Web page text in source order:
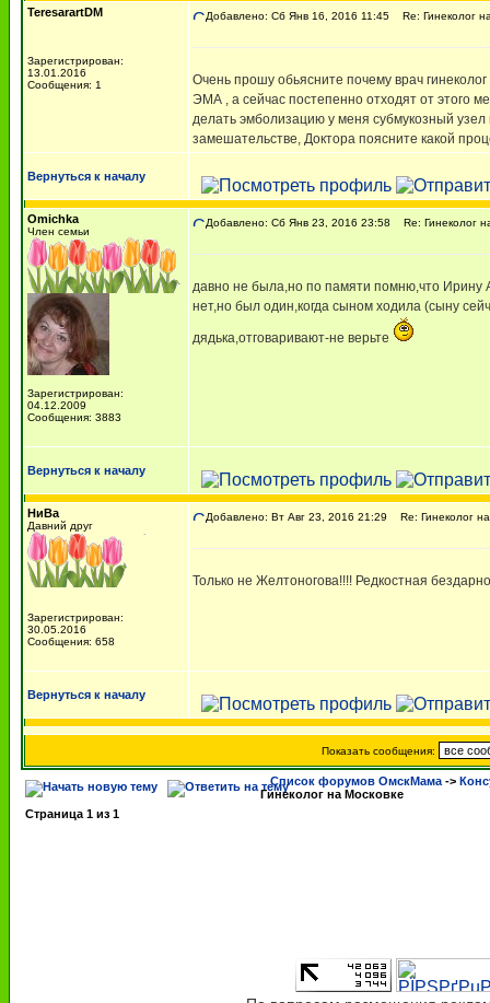
TeresarartDM
Зарегистрирован:
13.01.2016
Сообщения: 1
Добавлено: Сб Янв 16, 2016 11:45 Re: Гинеколог
Очень прошу обьясните почему врач
ЭМА , а сейчас постепенно отходят от этого
делать эмболизацию у меня субмукозный
замешательстве, Доктора поясните какой
Вернуться к началу
Omichka
Член семьи
Зарегистрирован:
04.12.2009
Сообщения: 3883
Добавлено: Сб Янв 23, 2016 23:58 Re: Гинеколог
давно не была,но по памяти помню,что Ирину
нет,но был один,когда сыном ходила (сыну
дядька,отговаривают-не верьте
Вернуться к началу
НиВа
Давний друг
Зарегистрирован:
30.05.2016
Сообщения: 658
Добавлено: Вт Авг 23, 2016 21:29 Re: Гинеколог
Только не Желтоногова!!!! Редкостная
Вернуться к началу
Показать сообщения:
Список форумов ОмскМама ->
Гинеколог на Московке
Страница 1 из 1